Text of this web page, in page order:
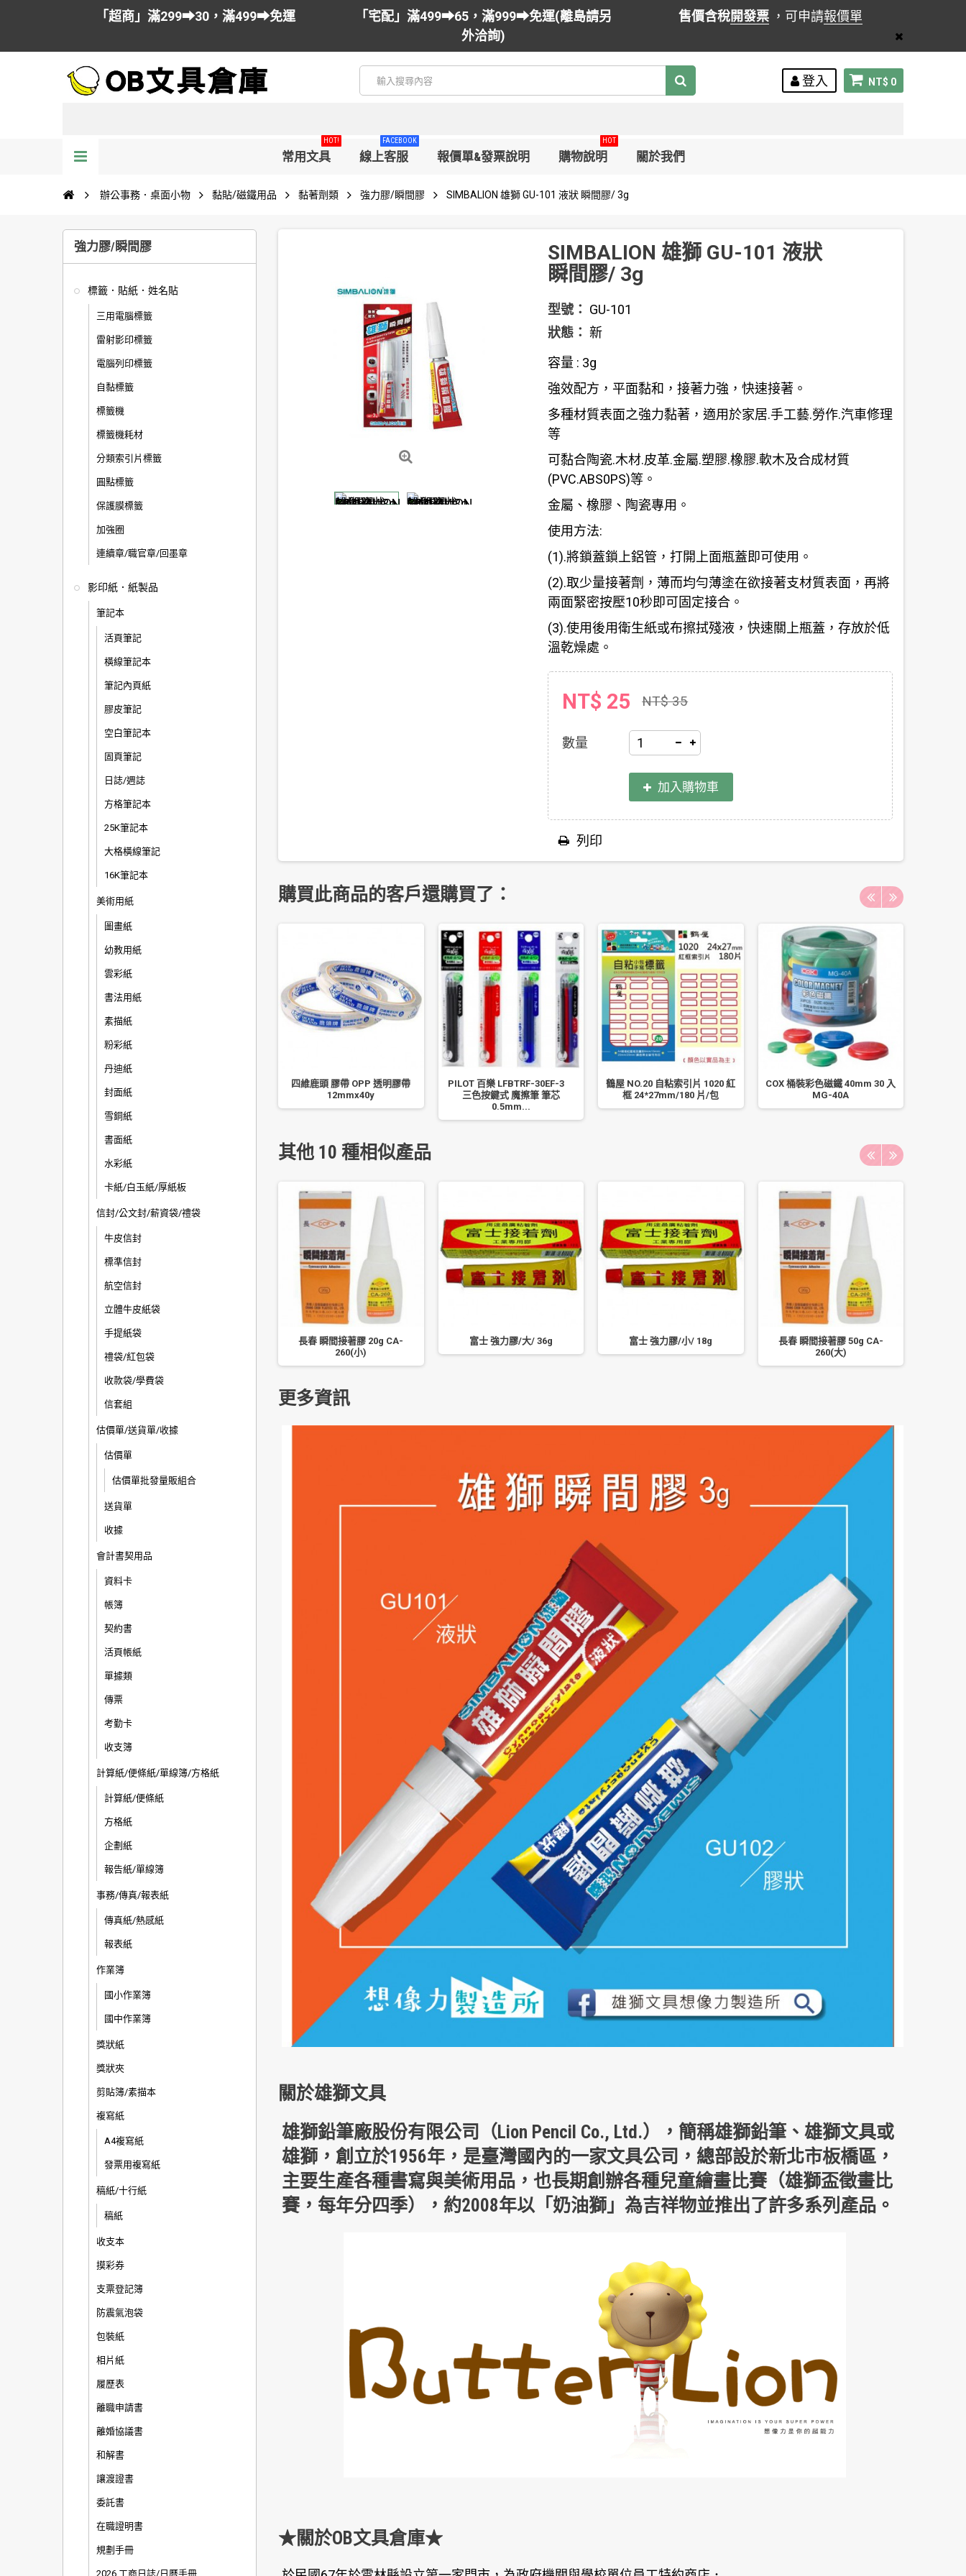
「超商」滿299➡30，滿499➡免運
「宅配」滿499➡65，滿999➡免運(離島請另
外洽詢)
售價含稅開發票 ，可申請報價單
NT$ 0
登入
常用文具
HOT!
線上客服
FACEBOOK
報價單&發票說明 購物說明
HOT
關於我們
辦公事務．桌面小物 黏貼/磁鐵用品 黏著劑類 強力膠/瞬間膠 SIMBALION 雄獅 GU-101 液狀 瞬間膠/ 3g
強力膠/瞬間膠
標籤．貼紙．姓名貼
三用電腦標籤
雷射影印標籤
電腦列印標籤
自黏標籤
標籤機
標籤機耗材
分類索引片標籤
圓點標籤
保護膜標籤
加強圈
連續章/職官章/回墨章
影印紙．紙製品
筆記本
活頁筆記
橫線筆記本
筆記內頁紙
膠皮筆記
空白筆記本
固頁筆記
日誌/週誌
方格筆記本
25K筆記本
大格橫線筆記
16K筆記本
美術用紙
圖畫紙
幼教用紙
雲彩紙
書法用紙
素描紙
粉彩紙
丹迪紙
封面紙
雪銅紙
書面紙
水彩紙
卡紙/白玉紙/厚紙板
信封/公文封/薪資袋/禮袋
牛皮信封
標準信封
航空信封
立體牛皮紙袋
手提紙袋
禮袋/紅包袋
收款袋/學費袋
信套組
估價單/送貨單/收據
估價單
估價單批發量販組合
送貨單
收據
會計書契用品
資料卡
帳簿
契約書
活頁帳紙
單據類
傳票
考勤卡
收支簿
計算紙/便條紙/單線簿/方格紙
計算紙/便條紙
方格紙
企劃紙
報告紙/單線簿
事務/傳真/報表紙
傳真紙/熱感紙
報表紙
作業簿
國小作業簿
國中作業簿
獎狀紙
獎狀夾
剪貼簿/素描本
複寫紙
A4複寫紙
發票用複寫紙
稿紙/十行紙
稿紙
收支本
摸彩券
支票登記簿
防震氣泡袋
包裝紙
相片紙
履歷表
離職申請書
離婚協議書
和解書
讓渡證書
委託書
在職證明書
規劃手冊
2026 工商日誌/日曆手冊
SIMBALION 雄獅 GU-101 液狀
瞬間膠/ 3g
型號： GU-101
狀態： 新
容量 : 3g
強效配方，平面黏和，接著力強，快速接著。
多種材質表面之強力黏著，適用於家居.手工藝.勞作.汽車修理
等
可黏合陶瓷.木材.皮革.金屬.塑膠.橡膠.軟木及合成材質
(PVC.ABS0PS)等。
金屬、橡膠、陶瓷專用。
使用方法:
(1).將鎖蓋鎖上鋁管，打開上面瓶蓋即可使用。
(2).取少量接著劑，薄而均勻薄塗在欲接著支材質表面，再將
兩面緊密按壓10秒即可固定接合。
(3).使用後用衛生紙或布擦拭殘液，快速關上瓶蓋，存放於低
溫乾燥處。
NT$ 25 NT$ 35
數量
加入購物車
列印
購買此商品的客戶還購買了：
四維鹿頭 膠帶 OPP 透明膠帶
12mmx40y
PILOT 百樂 LFBTRF-30EF-3
三色按鍵式 魔擦筆 筆芯
0.5mm...
鶴屋 NO.20 自粘索引片 1020 紅
框 24*27mm/180 片/包
COX 桶裝彩色磁鐵 40mm 30 入
MG-40A
其他 10 種相似產品
雄獅 GU-102 膠狀瞬間膠 快乾
長春 瞬間接著膠 20g CA-
260(小)
富士 強力膠/大/ 36g 富士 強力膠/小/ 18g
長春 瞬間接著膠 50g CA-
260(大)
更多資訊
關於雄獅文具
雄獅鉛筆廠股份有限公司
（Lion Pencil Co., Ltd.），簡稱雄獅鉛筆 、 雄獅文具或
雄獅 ，創立於1956年，是臺灣國內的一家文具公司，總部設於新北市板橋區 ，
主要生產各種書寫與美術用品，也長期創辦各種兒童繪畫比賽（雄獅盃徵畫比
賽，每年分四季），約2008年以「奶油獅」為吉祥物並推出了許多系列產品。
★關於OB文具倉庫★